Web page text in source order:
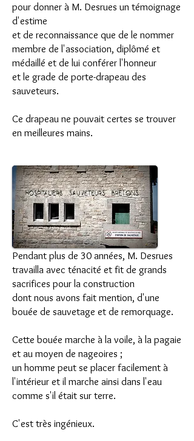
pour donner à M. Desrues un témoignage
d'estime
et de reconnaissance que de le nommer
membre de l'association, diplômé et
médaillé et de lui conférer l'honneur
et le grade de porte-drapeau des
sauveteurs.
Ce drapeau ne pouvait certes se trouver
en meilleures mains.
Pendant plus de 30 années, M. Desrues
travailla avec ténacité et fit de grands
sacrifices pour la construction
dont nous avons fait mention, d'une
bouée de sauvetage et de remorquage.
Cette bouée marche à la voile, à la pagaie
et au moyen de nageoires ;
un homme peut se placer facilement à
l'intérieur et il marche ainsi dans l'eau
comme s'il était sur terre.
C'est très ingénieux.